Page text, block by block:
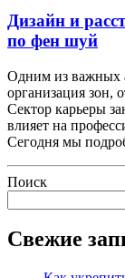
Дизайн и
по фен шуй
Одним из важных
организация зон,
Сектор карьеры
влияет на
Сегодня мы
Поиск
Свежие